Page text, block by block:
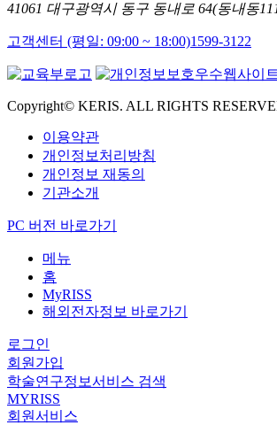
41061 대구광역시 동구 동내로 64(동내동
고객센터 (평일: 09:00 ~ 18:00)1599-3122
Copyright© KERIS. ALL RIGHTS
이용약관
개인정보처리방침
개인정보 재동의
기관소개
PC 버전 바로가기
메뉴
홈
MyRISS
해외전자정보 바로가기
로그인
회원가입
학술연구정보서비스 검색
MYRISS
회원서비스